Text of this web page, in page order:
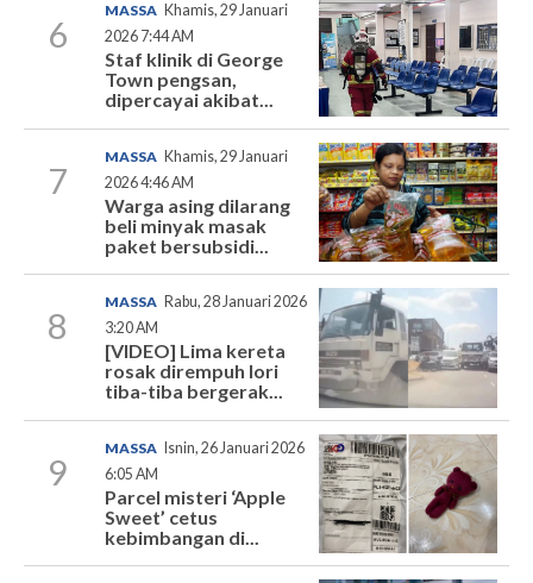
6
MASSA Khamis, 29 Januari
2026 7:44 AM
Staf klinik di George
Town pengsan,
dipercayai akibat...
7
MASSA Khamis, 29 Januari
2026 4:46 AM
Warga asing dilarang
beli minyak masak
paket bersubsidi...
8
MASSA Rabu, 28 Januari 2026
3:20 AM
[VIDEO] Lima kereta
rosak dirempuh lori
tiba-tiba bergerak...
9
MASSA Isnin, 26 Januari 2026
6:05 AM
Parcel misteri ‘Apple
Sweet’ cetus
kebimbangan di...